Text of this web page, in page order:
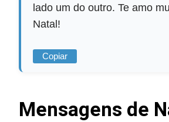
lado um do outro. Te amo
Natal!
Copiar
Mensagens de